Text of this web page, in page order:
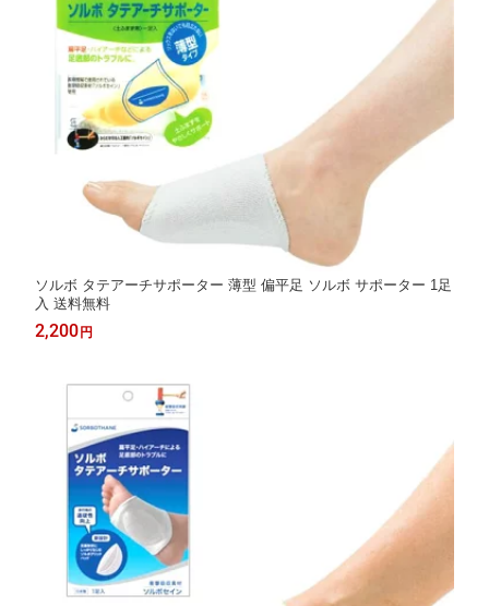
ソルボ タテアーチサポーター 薄型 偏平足 ソルボ サポーター 1足
入 送料無料
2,200 円